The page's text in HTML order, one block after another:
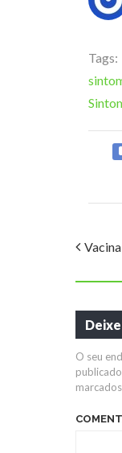
Tags:
O seu